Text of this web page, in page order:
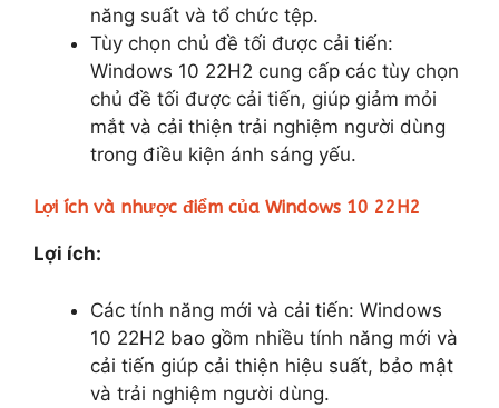
năng suất và tổ chức tệp.
Tùy chọn chủ đề tối được cải tiến:
Windows 10 22H2 cung cấp các tùy chọn
chủ đề tối được cải tiến, giúp giảm mỏi
mắt và cải thiện trải nghiệm người dùng
trong điều kiện ánh sáng yếu.
Lợi ích và nhược điểm của Windows 10 22H2
Lợi ích:
Các tính năng mới và cải tiến: Windows
10 22H2 bao gồm nhiều tính năng mới và
cải tiến giúp cải thiện hiệu suất, bảo mật
và trải nghiệm người dùng.